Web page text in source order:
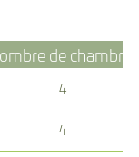
de chambres
4
4